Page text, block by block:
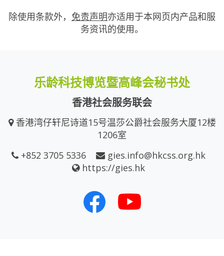
除使用条款外， 免责声明亦适用于本网页内产品和服
务资讯的使用。
乐龄科技博览暨高峰会秘书处
香港社会服务联会
香港湾仔轩尼诗道15号温莎公爵社会服务大厦12楼
1206室
+852 3705 5336
gies.info@hkcss.org.hk
https://gies.hk